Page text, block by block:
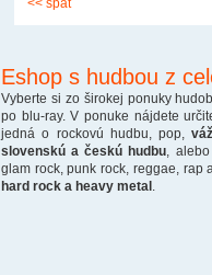
<< späť
Eshop s hudbou z
Vyberte si zo širokej ponuky
po blu-ray. V ponuke nájdete
jedná o rockovú hudbu, pop,
slovenskú a českú hudbu , alebo
glam rock, punk rock, reggae, rap
hard rock a heavy metal